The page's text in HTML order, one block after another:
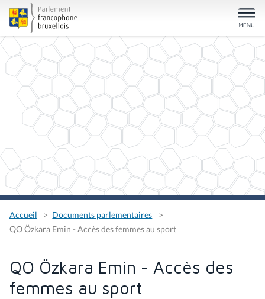
Accueil
Documents parlementaires
QO Özkara Emin - Accès des femmes au sport
QO Özkara Emin - Accès des
femmes au sport